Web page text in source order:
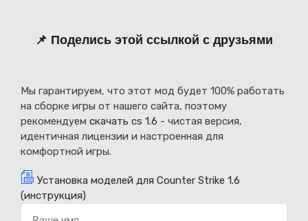
📌 Поделись этой ссылкой с друзьями
Мы гарантируем, что этот мод будет 100% работать
на сборке игры от нашего сайта, поэтому
рекомендуем скачать cs 1.6 - чистая версия,
идентичная лицензии и настроенная для
комфортной игры.
Установка моделей для Counter Strike 1.6
(инструкция)